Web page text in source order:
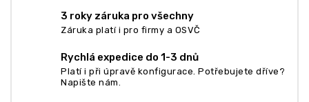
3 roky záruka pro všechny
Záruka platí i pro firmy a OSVČ
Rychlá expedice do 1-3 dnů
Platí i při úpravě konfigurace. Potřebujete dříve?
Napište nám.